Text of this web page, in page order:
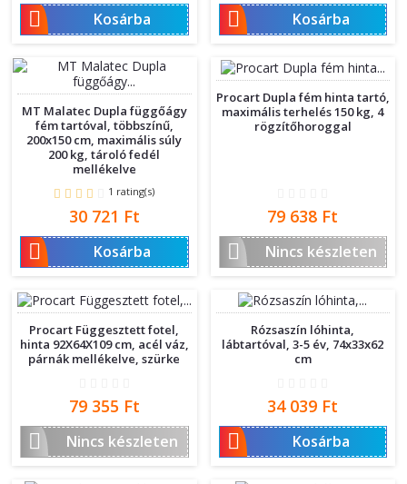
 Kosárba  Kosárba
MT Malatec Dupla függőágy
fém tartóval, többszínű,
200x150 cm, maximális súly
200 kg, tároló fedél
mellékelve
1 rating(s)
Ár
30 721 Ft
 Kosárba
Procart Dupla fém hinta tartó,
maximális terhelés 150 kg, 4
rögzítőhoroggal
Ár
79 638 Ft
 Nincs készleten
Procart Függesztett fotel,
hinta 92X64X109 cm, acél váz,
párnák mellékelve, szürke
Ár
79 355 Ft
 Nincs készleten
Rózsaszín lóhinta,
lábtartóval, 3-5 év, 74x33x62
cm
Ár
34 039 Ft
 Kosárba